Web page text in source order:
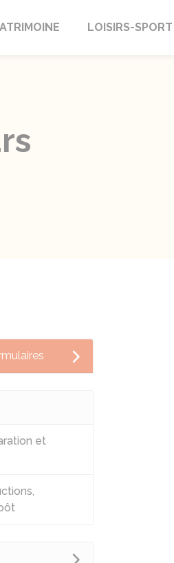
LOISIRS-SPORT
et